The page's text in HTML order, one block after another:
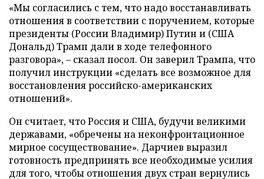
«Мы согласились с тем, что надо восстанавливать
отношения в соответствии с поручением, которые
президенты (России Владимир) Путин и (США
Дональд) Трамп дали в ходе телефонного
разговора», – сказал посол. Он заверил Трампа, что
получил инструкции «сделать все возможное для
восстановления российско-американских
отношений».
Он считает, что Россия и США, будучи великими
державами, «обречены на неконфронтационное
мирное сосуществование». Дарчиев выразил
готовность предпринять все необходимые усилия
для того, чтобы отношения двух стран вернулись